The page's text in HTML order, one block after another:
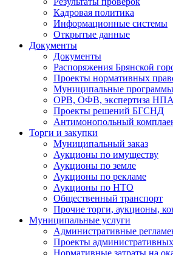
Кадровая политика
Информационные системы
Открытые данные
Документы
Документы
Распоряжения Брянской
Проекты нормативных
Муниципальные программы
ОРВ, ОФВ, экспертиза НПА
Проекты решений БГСНД
Антимонопольный
Торги и закупки
Муниципальный заказ
Аукционы по имуществу
Аукционы по земле
Аукционы по рекламе
Аукционы по НТО
Общественный транспорт
Прочие торги, аукционы,
Муниципальные услуги
Административные
Проекты административных
Нормативные затраты на